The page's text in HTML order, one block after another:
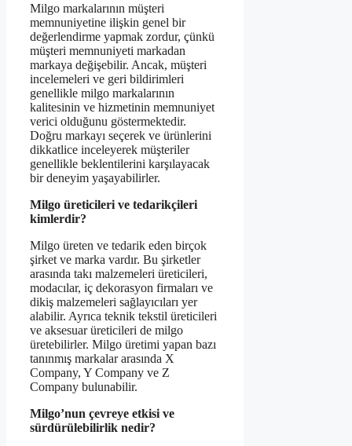
Milgo markalarının müşteri
memnuniyetine ilişkin genel bir
değerlendirme yapmak zordur, çünkü
müşteri memnuniyeti markadan
markaya değişebilir. Ancak, müşteri
incelemeleri ve geri bildirimleri
genellikle milgo markalarının
kalitesinin ve hizmetinin memnuniyet
verici olduğunu göstermektedir.
Doğru markayı seçerek ve ürünlerini
dikkatlice inceleyerek müşteriler
genellikle beklentilerini karşılayacak
bir deneyim yaşayabilirler.
Milgo üreticileri ve tedarikçileri
kimlerdir?
Milgo üreten ve tedarik eden birçok
şirket ve marka vardır. Bu şirketler
arasında takı malzemeleri üreticileri,
modacılar, iç dekorasyon firmaları ve
dikiş malzemeleri sağlayıcıları yer
alabilir. Ayrıca teknik tekstil üreticileri
ve aksesuar üreticileri de milgo
üretebilirler. Milgo üretimi yapan bazı
tanınmış markalar arasında X
Company, Y Company ve Z
Company bulunabilir.
Milgo’nun çevreye etkisi ve
sürdürülebilirlik nedir?